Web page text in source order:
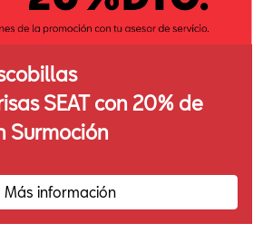
SEAT con 20% de
Surmoción
Más información